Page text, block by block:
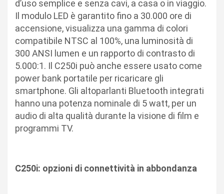
d’uso semplice e senza cavi, a casa o in viaggio.
Il modulo LED è garantito fino a 30.000 ore di
accensione, visualizza una gamma di colori
compatibile NTSC al 100%, una luminosità di
300 ANSI lumen e un rapporto di contrasto di
5.000:1. Il C250i può anche essere usato come
power bank portatile per ricaricare gli
smartphone. Gli altoparlanti Bluetooth integrati
hanno una potenza nominale di 5 watt, per un
audio di alta qualità durante la visione di film e
programmi TV.
C250i: opzioni di connettività in abbondanza